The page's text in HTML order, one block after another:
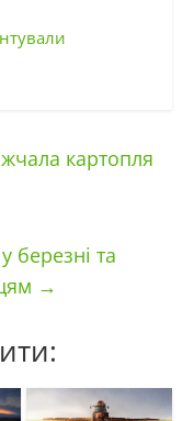
картопля
березні та
→